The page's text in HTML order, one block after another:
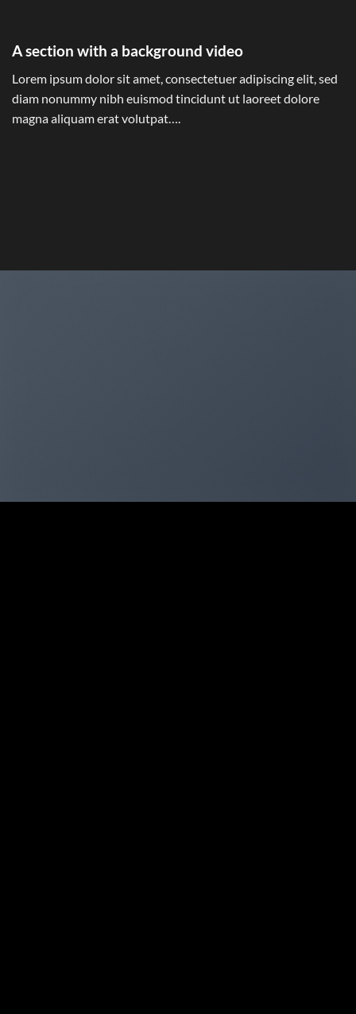
A section with a background video
Lorem ipsum dolor sit amet, consectetuer adipiscing elit, sed
diam nonummy nibh euismod tincidunt ut laoreet dolore
magna aliquam erat volutpat….